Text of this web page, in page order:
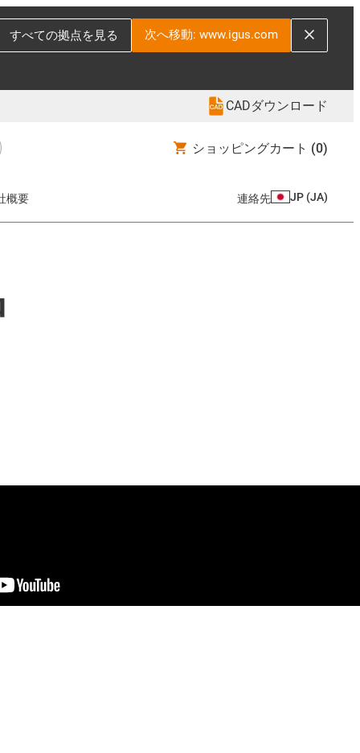
すべての拠点を見る 次へ移動: www.igus.com
CADダウンロード
ショッピングカート (0)
概要 連絡先 JP (JA)